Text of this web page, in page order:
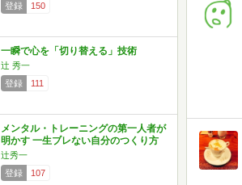
登録
150
一瞬で心を「切り替える」技術
辻 秀一
登録
111
メンタル・トレーニングの第一人者が
明かす 一生ブレない自分のつくり方
辻秀一
登録
107